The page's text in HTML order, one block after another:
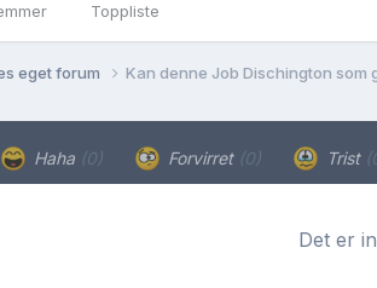
Toppliste
eget forum Kan denne Job Dischington som
Haha (0) Forvirret (0) Trist
Det er